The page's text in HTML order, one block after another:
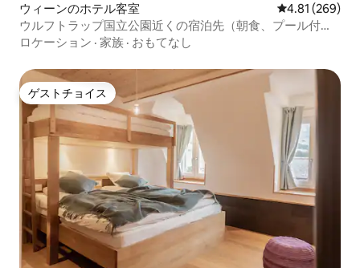
ウィーンのホテル客室 レビュー269
4.81 (269)
ウルフトラップ国立公園近くの宿泊先（朝食、プール付
き）
ロケーション · 家族 · おもてなし
ゲストチョイス
ゲストチョイス